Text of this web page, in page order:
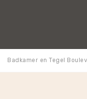
Badkamer en Tegel